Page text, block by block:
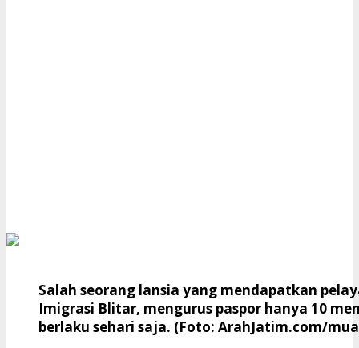
Salah seorang lansia yang mendapatkan
Imigrasi Blitar, mengurus paspor hanya 10
berlaku sehari saja. (Foto: ArahJatim.com/